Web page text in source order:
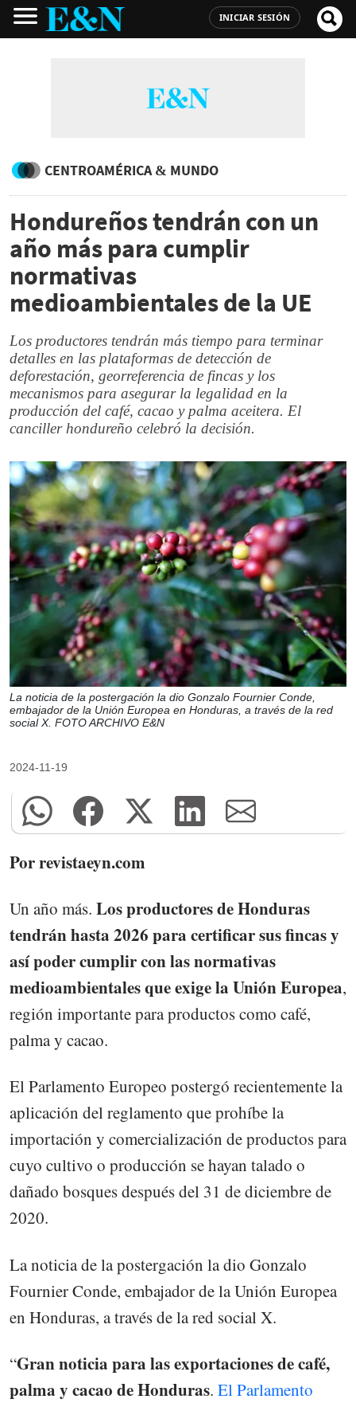
INICIAR SESIÓN
CENTROAMÉRICA & MUNDO
Hondureños tendrán con un
año más para cumplir
normativas
medioambientales de la UE
Los productores tendrán más tiempo para terminar
detalles en las plataformas de detección de
deforestación, georreferencia de fincas y los
mecanismos para asegurar la legalidad en la
producción del café, cacao y palma aceitera. El
canciller hondureño celebró la decisión.
La noticia de la postergación la dio Gonzalo Fournier Conde,
embajador de la Unión Europea en Honduras, a través de la red
social X. FOTO ARCHIVO E&N
2024-11-19
Por revistaeyn.com
Un año más. Los productores de Honduras
tendrán hasta 2026 para certificar sus fincas y
así poder cumplir con las normativas
medioambientales que exige la Unión Europea,
región importante para productos como café,
palma y cacao.
El Parlamento Europeo postergó recientemente la
aplicación del reglamento que prohíbe la
importación y comercialización de productos para
cuyo cultivo o producción se hayan talado o
dañado bosques después del 31 de diciembre de
2020.
La noticia de la postergación la dio Gonzalo
Fournier Conde, embajador de la Unión Europea
en Honduras, a través de la red social X.
“Gran noticia para las exportaciones de café,
palma y cacao de Honduras. El Parlamento